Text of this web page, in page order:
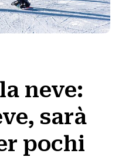
neve:
sarà
pochi